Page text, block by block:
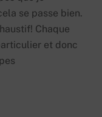
se passe bien.
Chaque
et donc